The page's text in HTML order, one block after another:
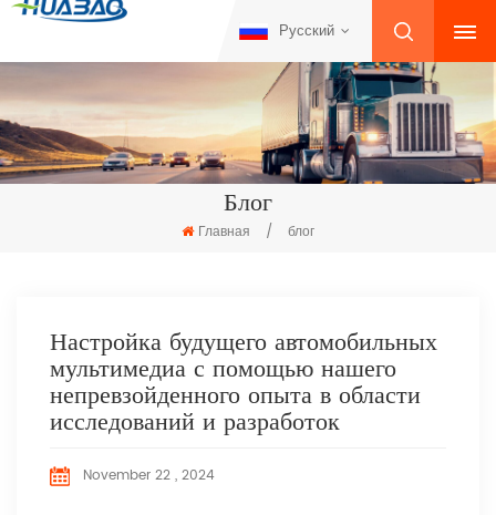
Русский
Блог
Главная / блог
Настройка будущего автомобильных
мультимедиа с помощью нашего
непревзойденного опыта в области
исследований и разработок
November 22 , 2024